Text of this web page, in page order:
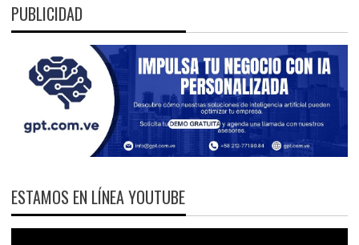
PUBLICIDAD
ESTAMOS EN LÍNEA YOUTUBE